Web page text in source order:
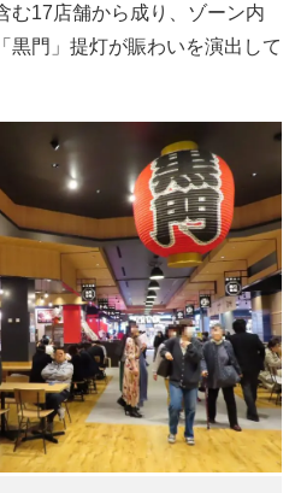
む17店舗から成り、ゾーン内
黒門」提灯が賑わいを演出して